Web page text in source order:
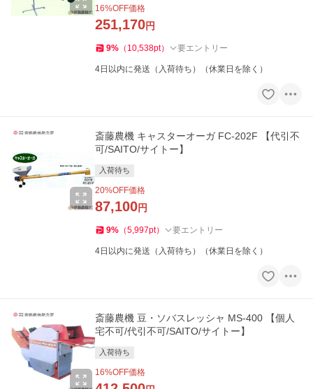
16%OFF価格
251,170円
9% （ 10,538pt） 要エントリー
4日以内に発送（入荷待ち）（休業日を除く）
斎藤農機 キャスターオーガ FC-202F 【代引不
可/SAITO/サイトー】
入荷待ち
20%OFF価格
87,100円
9% （5,997pt） 要エントリー
4日以内に発送（入荷待ち）（休業日を除く）
斎藤農機 豆・ソバスレッシャ MS-400 【個人
宅不可/代引不可/SAITO/サイトー】
入荷待ち
16%OFF価格